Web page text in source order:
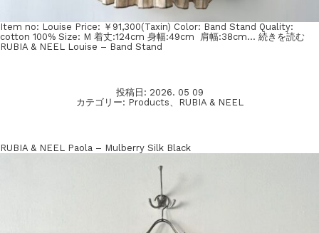
Item no: Louise Price: ￥91,300(Taxin) Color: Band Stand Quality:
cotton 100% Size: M 着丈:124cm 身幅:49cm 肩幅:38cm… 続きを読む
RUBIA & NEEL Louise – Band Stand
投稿日: 2026. 05 09
カテゴリー: Products、 RUBIA & NEEL
RUBIA & NEEL Paola – Mulberry Silk Black